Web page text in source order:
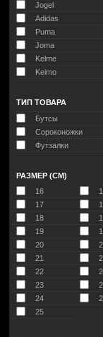
Jogel
Adidas
Puma
Joma
Kelme
Keimo
ТИП ТОВАРА
Бутсы
Сороконожки
Футзалки
РАЗМЕР (СМ)
16
17
18
19
20
21
22
23
24
25